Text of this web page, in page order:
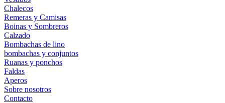
Chalecos
Remeras y Camisas
Boinas y Sombreros
Calzado
Bombachas de lino
bombachas y conjuntos
Ruanas y ponchos
Faldas
Aperos
Sobre nosotros
Contacto